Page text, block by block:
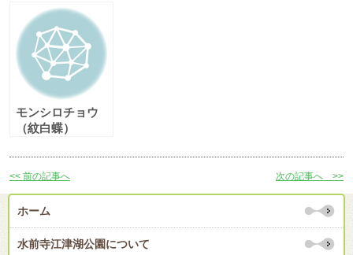
モンシロチョウ
（紋白蝶）
<< 前の記事へ 次の記事へ >>
ホーム
水前寺江津湖公園について